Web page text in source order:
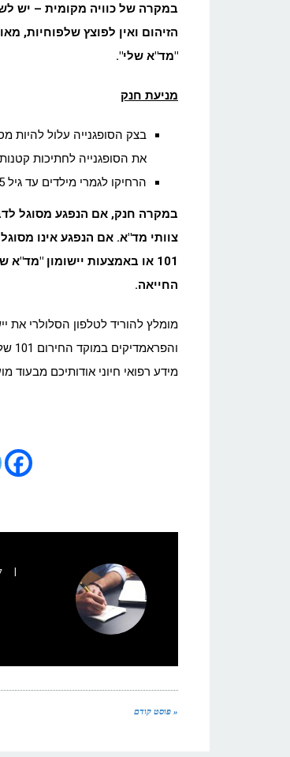
במקרה של כוויה מקומית – יש
"מד"א שלי".
מניעת חנק
בצק הסופגנייה עלול להיות
את הסופגנייה לחתיכות
הרחיקו לגמרי מילדים עד גיל 5 סביבונים קטנים, מטבעות וכן מטבעות שוקולד.
במקרה חנק, אם הנפגע מסוגל
צוותי מד"א. אם הנפגע אינו
101 או באמצעות יישומון
החייאה.
מומלץ להוריד לטלפון הסלולרי את
מידע רפואי חיוני אודותיכם מבעוד
|
« פוסט קודם